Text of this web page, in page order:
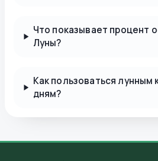
Что показывает процент
Луны?
Как пользоваться лунным
дням?